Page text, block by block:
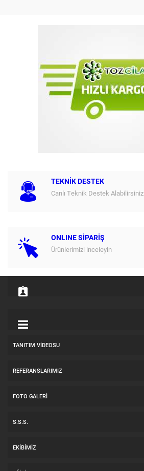
TEKNİK DESTEK
Canlı Teknik Destek Alabilirsiniz
ONLINE SİPARİŞ
Ürünlerimizi inceleyin
TANITIM VIDEOSU
REFERANSLARIMIZ
FOTO GALERI
S.S.S.
EKIBIMIZ